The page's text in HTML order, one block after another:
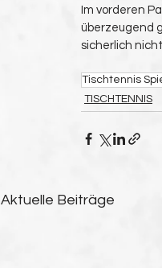
Im vorderen
überzeugend
sicherlich
Tischtennis
TISCHTENNIS
Aktuelle Beiträge